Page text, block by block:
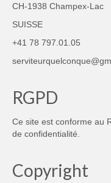
CH-1938 Champex-Lac
SUISSE
+41 78 797.01.05
RGPD
Ce site est conforme au
de confidentialité
Copyright